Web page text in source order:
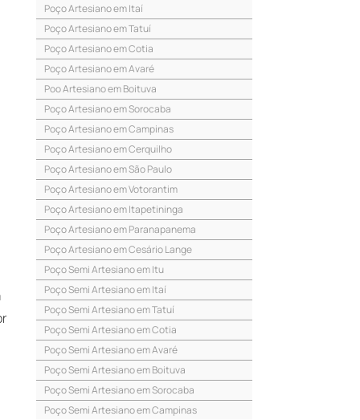
Poço Artesiano em Itaí
Poço Artesiano em Tatuí
Poço Artesiano em Cotia
Poço Artesiano em Avaré
Poo Artesiano em Boituva
Poço Artesiano em Sorocaba
Poço Artesiano em Campinas
Poço Artesiano em Cerquilho
Poço Artesiano em São Paulo
Poço Artesiano em Votorantim
Poço Artesiano em Itapetininga
Poço Artesiano em Paranapanema
Poço Artesiano em Cesário Lange
Poço Semi Artesiano em Itu
Poço Semi Artesiano em Itaí
Poço Semi Artesiano em Tatuí
Poço Semi Artesiano em Cotia
Poço Semi Artesiano em Avaré
Poço Semi Artesiano em Boituva
Poço Semi Artesiano em Sorocaba
Poço Semi Artesiano em Campinas